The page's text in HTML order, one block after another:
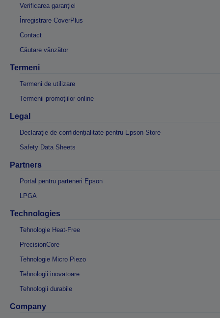
Verificarea garanției
Înregistrare CoverPlus
Contact
Căutare vânzător
Termeni
Termeni de utilizare
Termenii promoțiilor online
Legal
Declarație de confidențialitate pentru Epson Store
Safety Data Sheets
Partners
Portal pentru parteneri Epson
LPGA
Technologies
Tehnologie Heat-Free
PrecisionCore
Tehnologie Micro Piezo
Tehnologii inovatoare
Tehnologii durabile
Company